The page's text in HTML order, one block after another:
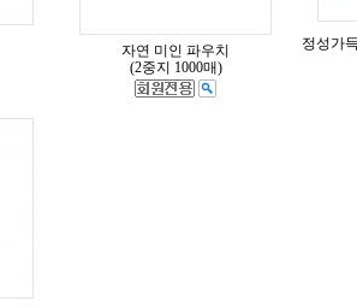
자연 미인 파우치
(2중지 1000매)
정성가